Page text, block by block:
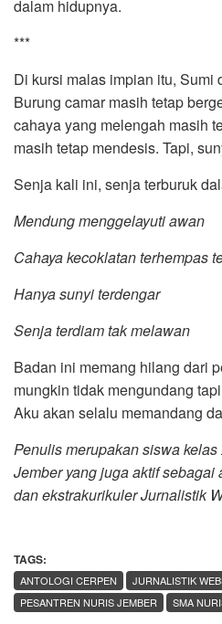
dalam hidupnya.
***
Di kursi malas impian itu, Sumi
Burung camar masih tetap
cahaya yang melengah masih
masih tetap mendesis. Tapi,
Senja kali ini, senja terburuk
Mendung menggelayuti awan
Cahaya kecoklatan terhempas
Hanya sunyi terdengar
Senja terdiam tak melawan
Badan ini memang hilang dari
mungkin tidak mengundang
Aku akan selalu memandang
Penulis merupakan siswa
Jember yang juga aktif
dan ekstrakurikuler Jurnalistik
TAGS:
ANTOLOGI CERPEN
JURNALISTIK
PESANTREN NURIS JEMBER
SMA